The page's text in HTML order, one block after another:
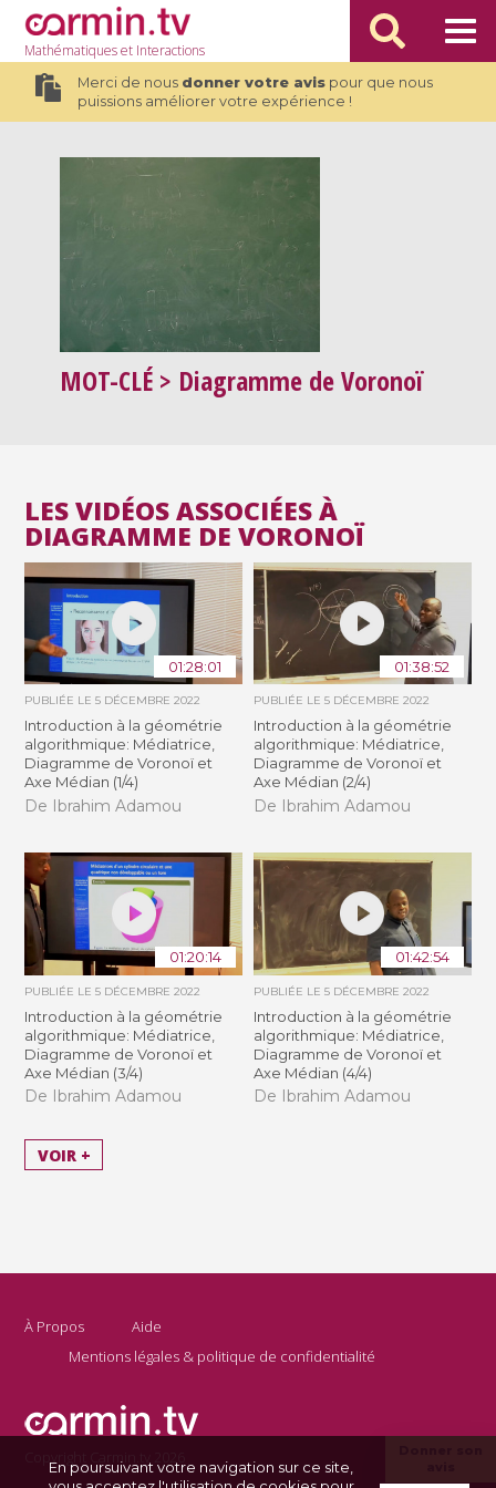
Mathématiqueset Interactions
Merci de nous donner votre avispour que nous
puissions améliorer votre expérience !
MOT-CLÉ > Diagramme de Voronoï
LES VIDÉOS ASSOCIÉES À
DIAGRAMME DE VORONOÏ
01:28:01
PUBLIÉE LE5 DÉCEMBRE 2022
Introduction à la géométrie
algorithmique: Médiatrice,
Diagramme de Voronoï et
Axe Médian (1/4)
De Ibrahim Adamou
01:38:52
PUBLIÉE LE 5 DÉCEMBRE 2022
Introduction à la géométrie
algorithmique: Médiatrice,
Diagramme de Voronoï et
Axe Médian (2/4)
De Ibrahim Adamou
01:20:14
PUBLIÉE LE5 DÉCEMBRE 2022
Introduction à la géométrie
algorithmique: Médiatrice,
Diagramme de Voronoï et
Axe Médian (3/4)
De Ibrahim Adamou
01:42:54
PUBLIÉE LE 5 DÉCEMBRE 2022
Introduction à la géométrie
algorithmique: Médiatrice,
Diagramme de Voronoï et
Axe Médian (4/4)
De Ibrahim Adamou
VOIR +
À Propos
Aide
Mentions légales & politique de confidentialité
Copyright Carmin.tv 2026
En poursuivant votre navigation sur ce site,